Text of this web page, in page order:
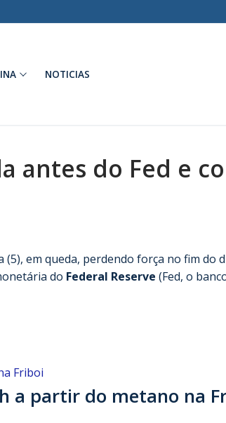
NOTICIAS
antes do Fed e
em queda, perdendo força no fim do
do Federal Reserve (Fed, o
a partir do metano na